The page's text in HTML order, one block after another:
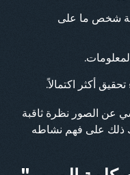
شخص ما على
أكثر اكتمالاً.
عن الصور نظرة ثاقبة
ذلك على فهم نشاطه